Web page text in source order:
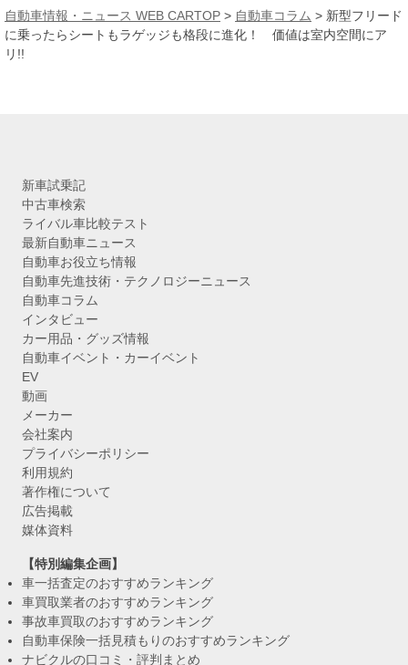
カ
イ
ブ
自動車情報・ニュース WEB CARTOP > 自動車コラム > 新型フリード
に乗ったらシートもラゲッジも格段に進化！ 価値は室内空間にア
リ!!
新車試乗記
中古車検索
ライバル車比較テスト
最新自動車ニュース
自動車お役立ち情報
自動車先進技術・テクノロジーニュース
自動車コラム
インタビュー
カー用品・グッズ情報
自動車イベント・カーイベント
EV
動画
メーカー
会社案内
プライバシーポリシー
利用規約
著作権について
広告掲載
媒体資料
【特別編集企画】
車一括査定のおすすめランキング
車買取業者のおすすめランキング
事故車買取のおすすめランキング
自動車保険一括見積もりのおすすめランキング
ナビクルの口コミ・評判まとめ